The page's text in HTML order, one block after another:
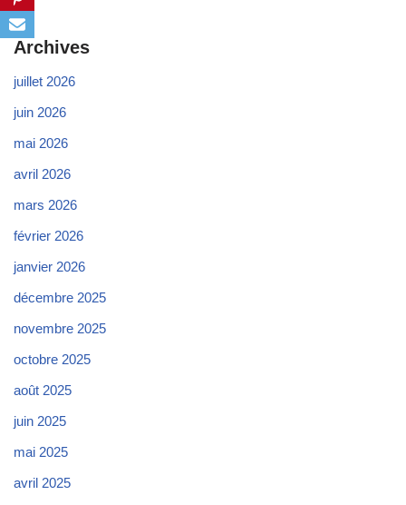
Archives
juillet 2026
juin 2026
mai 2026
avril 2026
mars 2026
février 2026
janvier 2026
décembre 2025
novembre 2025
octobre 2025
août 2025
juin 2025
mai 2025
avril 2025